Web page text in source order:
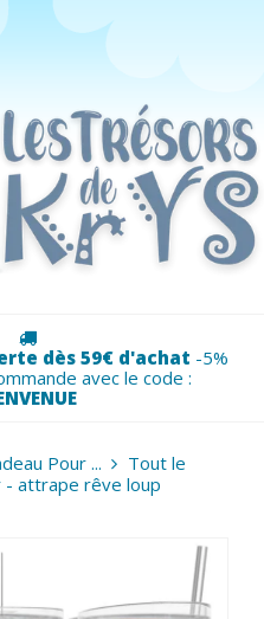
dès 59€ d'achat -5%
avec le code :
Pour ...
Tout le
- attrape rêve loup